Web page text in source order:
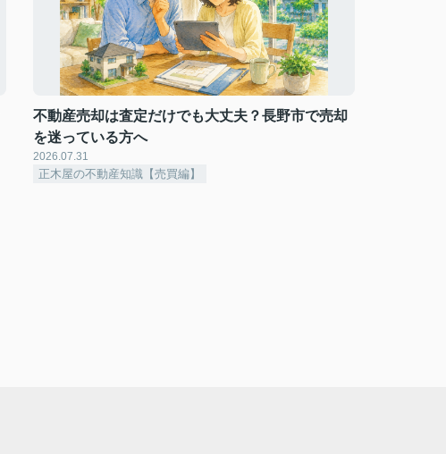
不動産売却は査定だけでも大丈夫？長野市で売却
を迷っている方へ
2026.07.31
正木屋の不動産知識【売買編】